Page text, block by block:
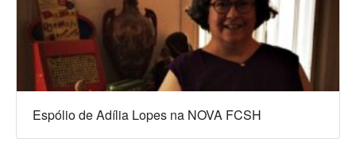
Espólio de Adília Lopes na NOVA FCSH